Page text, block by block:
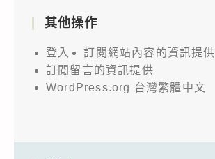
其他操作
登入
訂閱網站內容的資訊提供
訂閱留言的資訊提供
WordPress.org 台灣繁體中文